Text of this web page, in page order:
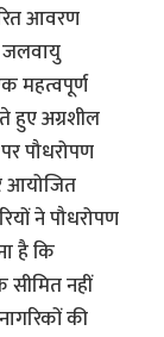
आवरण
जलवायु
महत्वपूर्ण
हुए अग्रशील
पौधरोपण
आयोजित
ने पौधरोपण
है कि
नहीं
की